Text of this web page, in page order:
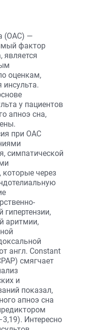
(ОАС) —
фактор
является
оценкам,
инсульта.
у пациентов
апноэ сна,
при ОАС
симпатической
которые через
гипертензии,
аритмии,
англ. Constant
смягчает
и
показал,
апноэ сна
Интересно